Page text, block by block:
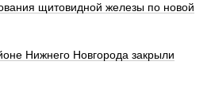
щитовидной железы по новой
Нижнего Новгорода закрыли